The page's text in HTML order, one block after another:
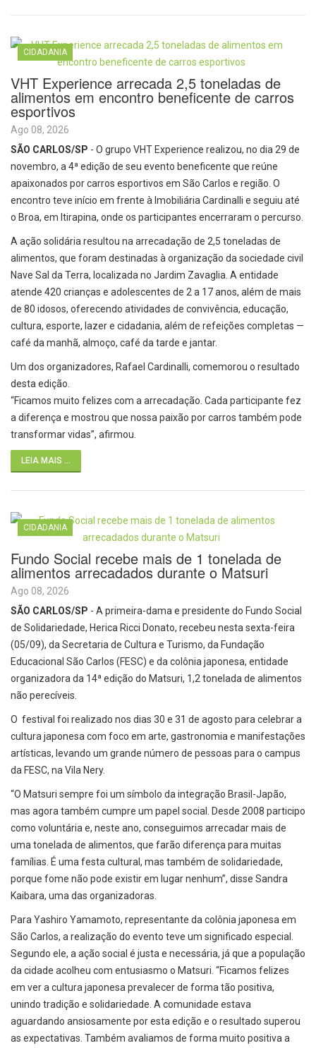
CIDADANIA
VHT Experience arrecada 2,5 toneladas de
alimentos em encontro beneficente de carros
esportivos
Ago 08, 2026
SÃO CARLOS/SP - O grupo VHT Experience realizou, no dia 29 de
novembro, a 4ª edição de seu evento beneficente que reúne
apaixonados por carros esportivos em São Carlos e região. O
encontro teve início em frente à Imobiliária Cardinalli e seguiu até
o Broa, em Itirapina, onde os participantes encerraram o percurso.
A ação solidária resultou na arrecadação de 2,5 toneladas de
alimentos, que foram destinadas à organização da sociedade civil
Nave Sal da Terra, localizada no Jardim Zavaglia. A entidade
atende 420 crianças e adolescentes de 2 a 17 anos, além de mais
de 80 idosos, oferecendo atividades de convivência, educação,
cultura, esporte, lazer e cidadania, além de refeições completas —
café da manhã, almoço, café da tarde e jantar.
Um dos organizadores, Rafael Cardinalli, comemorou o resultado
desta edição.
“Ficamos muito felizes com a arrecadação. Cada participante fez
a diferença e mostrou que nossa paixão por carros também pode
transformar vidas”, afirmou.
LEIA MAIS ...
CIDADANIA
Fundo Social recebe mais de 1 tonelada de
alimentos arrecadados durante o Matsuri
Ago 08, 2026
SÃO CARLOS/SP - A primeira-dama e presidente do Fundo Social
de Solidariedade, Herica Ricci Donato, recebeu nesta sexta-feira
(05/09), da Secretaria de Cultura e Turismo, da Fundação
Educacional São Carlos (FESC) e da colônia japonesa, entidade
organizadora da 14ª edição do Matsuri, 1,2 tonelada de alimentos
não perecíveis.
O festival foi realizado nos dias 30 e 31 de agosto para celebrar a
cultura japonesa com foco em arte, gastronomia e manifestações
artísticas, levando um grande número de pessoas para o campus
da FESC, na Vila Nery.
“O Matsuri sempre foi um símbolo da integração Brasil-Japão,
mas agora também cumpre um papel social. Desde 2008 participo
como voluntária e, neste ano, conseguimos arrecadar mais de
uma tonelada de alimentos, que farão diferença para muitas
famílias. É uma festa cultural, mas também de solidariedade,
porque fome não pode existir em lugar nenhum”, disse Sandra
Kaibara, uma das organizadoras.
Para Yashiro Yamamoto, representante da colônia japonesa em
São Carlos, a realização do evento teve um significado especial.
Segundo ele, a ação social é justa e necessária, já que a população
da cidade acolheu com entusiasmo o Matsuri. “Ficamos felizes
em ver a cultura japonesa prevalecer de forma tão positiva,
unindo tradição e solidariedade. A comunidade estava
aguardando ansiosamente por esta edição e o resultado superou
as expectativas. Também avaliamos de forma muito positiva a